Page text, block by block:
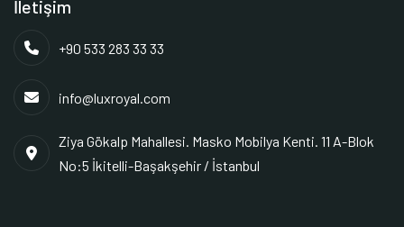
İletişim
+90 533 283 33 33
info@luxroyal.com
Ziya Gökalp Mahallesi. Masko Mobilya Kenti. 11 A-Blok
No:5 İkitelli-Başakşehir / İstanbul